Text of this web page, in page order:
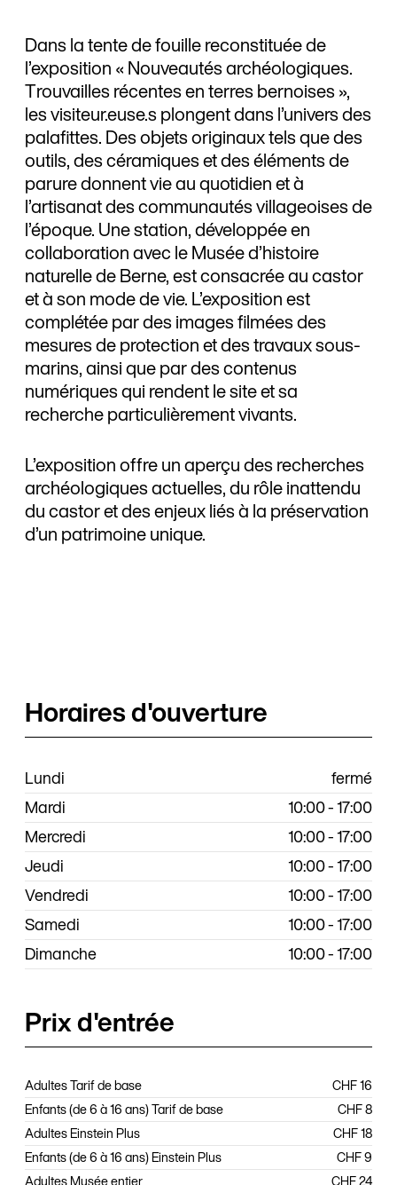
Dans la tente de fouille reconstituée de
l’exposition « Nouveautés archéologiques.
Trouvailles récentes en terres bernoises »,
les visiteur.euse.s plongent dans l’univers des
palafittes. Des objets originaux tels que des
outils, des céramiques et des éléments de
parure donnent vie au quotidien et à
l’artisanat des communautés villageoises de
l’époque. Une station, développée en
collaboration avec le Musée d’histoire
naturelle de Berne, est consacrée au castor
et à son mode de vie. L’exposition est
complétée par des images filmées des
mesures de protection et des travaux sous-
marins, ainsi que par des contenus
numériques qui rendent le site et sa
recherche particulièrement vivants.
L’exposition offre un aperçu des recherches
archéologiques actuelles, du rôle inattendu
du castor et des enjeux liés à la préservation
d’un patrimoine unique.
Horaires d'ouverture
Lundi
fermé
Mardi
10:00 - 17:00
Mercredi
10:00 - 17:00
Jeudi
10:00 - 17:00
Vendredi
10:00 - 17:00
Samedi
10:00 - 17:00
Dimanche
10:00 - 17:00
Prix d'entrée
Adultes Tarif de base
CHF 16
Enfants (de 6 à 16 ans) Tarif de base
CHF 8
Adultes Einstein Plus
CHF 18
Enfants (de 6 à 16 ans) Einstein Plus
CHF 9
Adultes Musée entier
CHF 24